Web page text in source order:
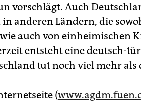
vorschlägt. Auch
anderen Ländern, die
auch von einheimischen
entsteht eine deutsch-
tut noch viel mehr als
(